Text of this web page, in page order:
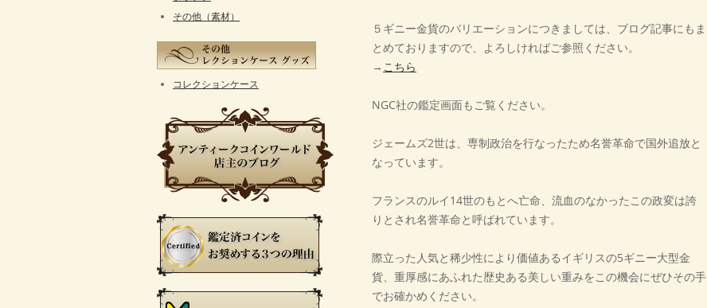
５ギニー金貨のバリエーションにつきましては、ブログ記事にもま
とめておりますので、よろしければご参照ください。
→ こちら
NGC社の鑑定画面もご覧ください。
ジェームズ2世は、専制政治を行なったため名誉革命で国外追放と
なっています。
フランスのルイ14世のもとへ亡命、流血のなかったこの政変は誇
りとされ名誉革命と呼ばれています。
際立った人気と稀少性により価値あるイギリスの5ギニー大型金
貨、重厚感にあふれた歴史ある美しい重みをこの機会にぜひその手
でお確かめください。
その他（素材）
コレクションケース